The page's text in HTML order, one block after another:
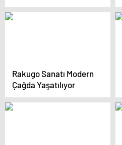
Rakugo Sanatı Modern
Çağda Yaşatılıyor